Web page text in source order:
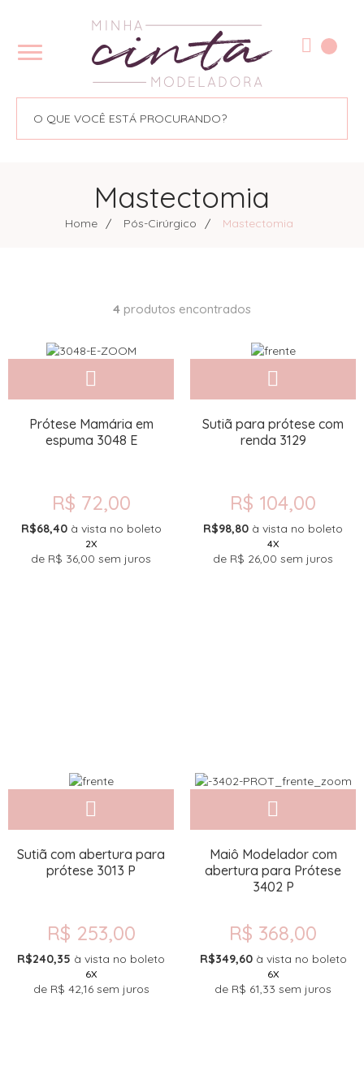
Mastectomia
Home Pós-Cirúrgico Mastectomia
4 produtos encontrados
Prótese Mamária em
espuma 3048 E
R$ 72,00
R$68,40 à vista no boleto
2X
de R$ 36,00 sem juros
Sutiã para prótese com
renda 3129
R$ 104,00
R$98,80 à vista no boleto
4X
de R$ 26,00 sem juros
Sutiã com abertura para
prótese 3013 P
R$ 253,00
R$240,35 à vista no boleto
6X
de R$ 42,16sem juros
Maiô Modelador com
abertura para Prótese
3402 P
R$ 368,00
R$349,60 à vista no boleto
6X
de R$ 61,33 sem juros